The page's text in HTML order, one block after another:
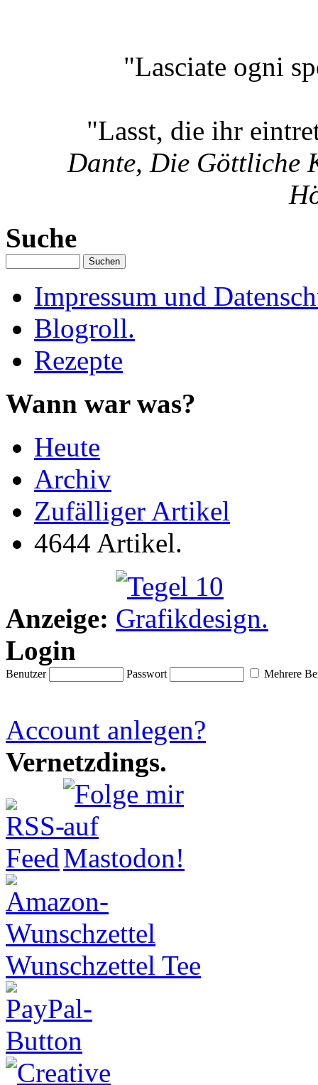
"Lasciate ogni
"Lasst, die ihr
Dante, Die Göttliche
Suche
Impressum und
Blogroll.
Rezepte
Wann war was?
Heute
Archiv
Zufälliger Artikel
4644 Artikel.
Anzeige:
Login
Benutzer Passwort Mehrere
Account anlegen?
Vernetzdings.
Wunschzettel Tee